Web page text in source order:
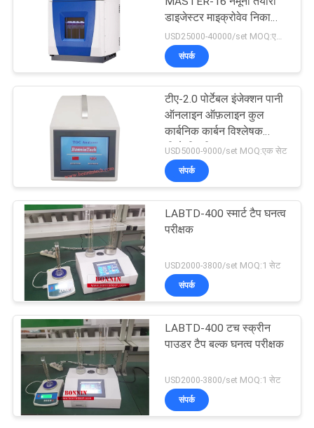
डाइजेस्टर माइक्रोवेव निकासी
पाचन प्रणाली
USD25000-40000/set MOQ:एक सेट
संपर्क
टीए-2.0 पोर्टेबल इंजेक्शन पानी
ऑनलाइन ऑफ़लाइन कुल
कार्बनिक कार्बन विश्लेषक
टीओसी परीक्षक
USD5000-9000/set MOQ:एक सेट
संपर्क
LABTD-400 स्मार्ट टैप घनत्व
परीक्षक
USD2000-3800/set MOQ:1 सेट
संपर्क
LABTD-400 टच स्क्रीन
पाउडर टैप बल्क घनत्व परीक्षक
USD2000-3800/set MOQ:1 सेट
संपर्क